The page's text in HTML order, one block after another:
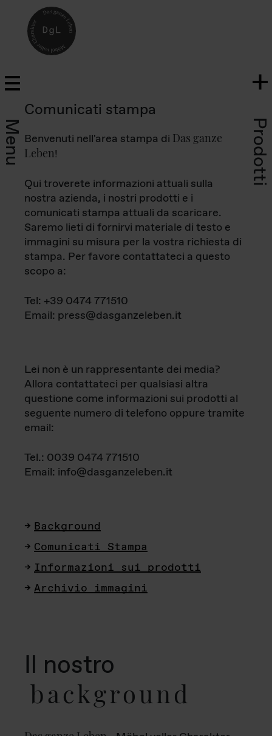
Menu Prodotti
Comunicati stampa
Benvenuti nell'area stampa di Das ganze
Leben!
Qui troverete informazioni attuali sulla
nostra azienda, i nostri prodotti e i
comunicati stampa attuali da scaricare.
Saremo lieti di fornirvi materiale di testo e
immagini su misura per la vostra richiesta di
stampa. Per favore contattateci a questo
scopo a:
Tel: +39 0474 771510
Email: press@dasganzeleben.it
Lei non è un rappresentante dei media?
Allora contattateci per qualsiasi altra
questione come informazioni sui prodotti al
seguente numero di telefono oppure tramite
email:
Tel.: 0039 0474 771510
Email: info@dasganzeleben.it
Background
Comunicati Stampa
Informazioni sui prodotti
Archivio immagini
Il nostro
background